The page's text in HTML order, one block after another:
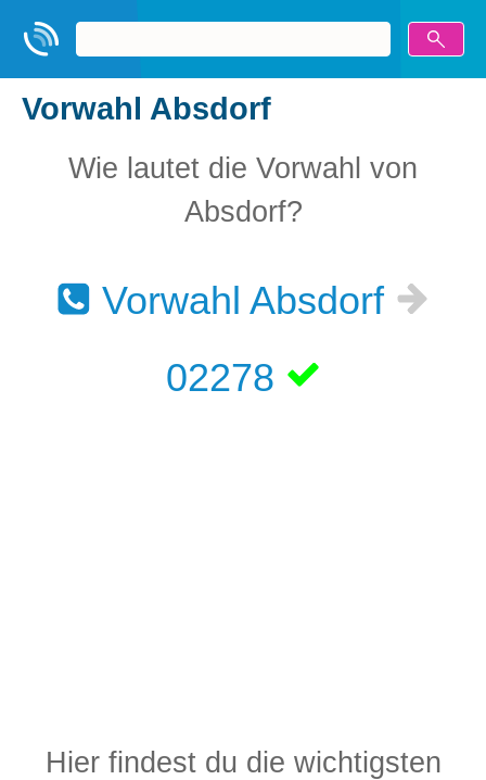
Vorwahl Absdorf
Wie lautet die Vorwahl von
Absdorf?
Vorwahl Absdorf
02278
Hier findest du die wichtigsten